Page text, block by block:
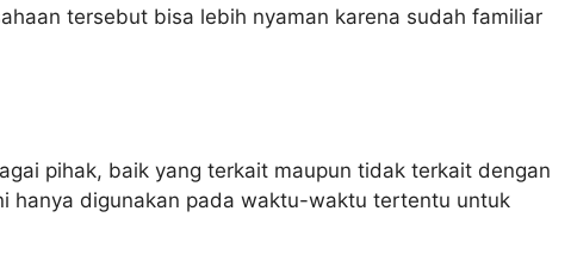
tersebut bisa lebih nyaman karena sudah familiar
pihak, baik yang terkait maupun tidak terkait dengan
hanya digunakan pada waktu-waktu tertentu untuk